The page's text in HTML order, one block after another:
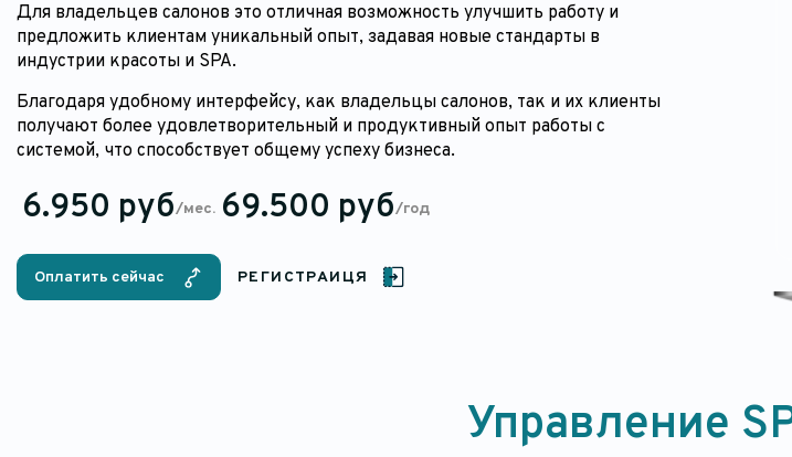
Для владельцев салонов это отличная возможность улучшить работу и
предложить клиентам уникальный опыт, задавая новые стандарты в
индустрии красоты и SPA.
Благодаря удобному интерфейсу, как владельцы салонов, так и их клиенты
получают более удовлетворительный и продуктивный опыт работы с
системой, что способствует общему успеху бизнеса.
6.950 руб/мес. 69.500 руб/год
Оплатить сейчас РЕГИСТРАИЦЯ
Управление